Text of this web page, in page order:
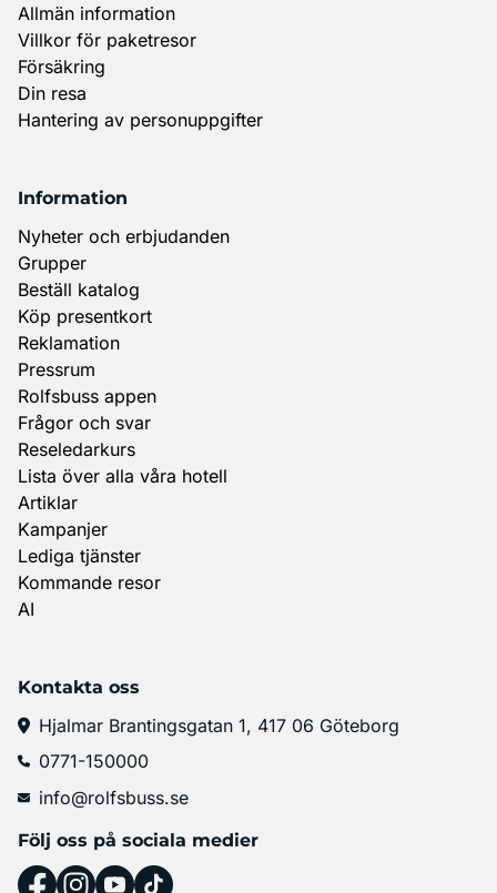
Allmän information
Villkor för paketresor
Försäkring
Din resa
Hantering av personuppgifter
Information
Nyheter och erbjudanden
Grupper
Beställ katalog
Köp presentkort
Reklamation
Pressrum
Rolfsbuss appen
Frågor och svar
Reseledarkurs
Lista över alla våra hotell
Artiklar
Kampanjer
Lediga tjänster
Kommande resor
AI
Kontakta oss
Hjalmar Brantingsgatan 1, 417 06 Göteborg
0771-150000
info@rolfsbuss.se
Följ oss på sociala medier